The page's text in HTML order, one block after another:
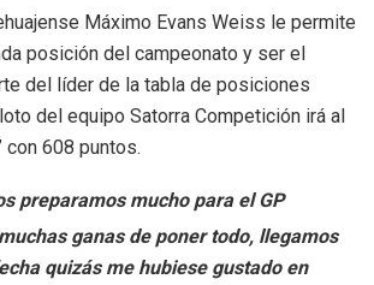
Máximo Evans Weiss le permite
posición del campeonato y ser el
del líder de la tabla de posiciones
del equipo Satorra Competición irá al
con 608 puntos.
preparamos mucho para el GP
ganas de poner todo, llegamos
quizás me hubiese gustado en